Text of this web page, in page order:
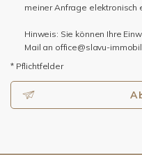
meiner Anfrage elektronisch
Hinweis: Sie können Ihre
Mail an office@slavu-
* Pflichtfelder